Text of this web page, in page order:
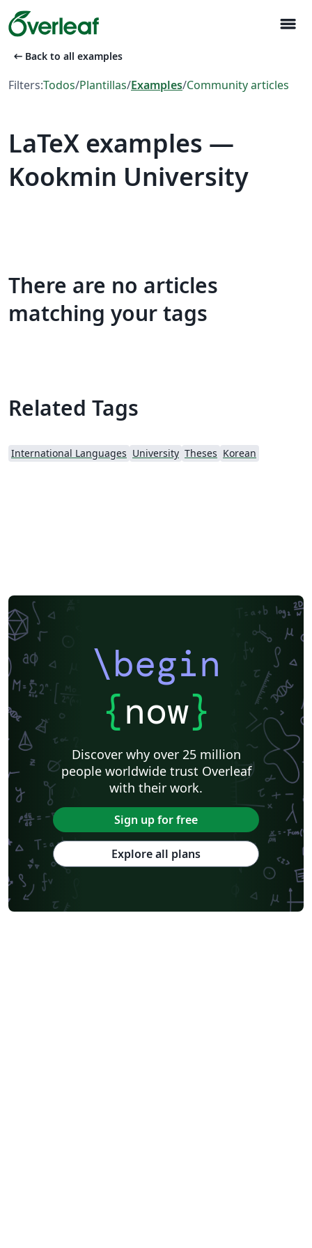
menu
arrow_left_alt Back to all examples
Filters:Todos/Plantillas/Examples/Community articles
LaTeX examples —
Kookmin University
There are no articles
matching your tags
Related Tags
International Languages University Theses Korean
\begin
{now}
Discover why over 25 million
people worldwide trust Overleaf
with their work.
Sign up for free
Explore all plans